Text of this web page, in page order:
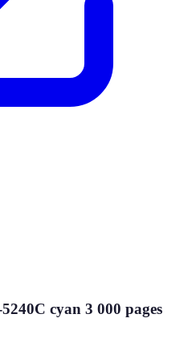
cyan 3 000 pages